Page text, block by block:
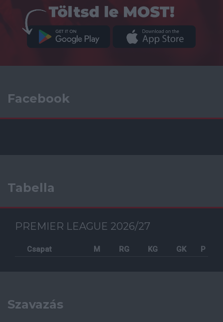
Facebook
Tabella
PREMIER LEAGUE 2026/27
Csapat M RG KG GK P
Szavazás